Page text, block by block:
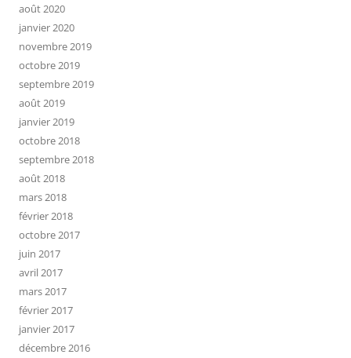
août 2020
janvier 2020
novembre 2019
octobre 2019
septembre 2019
août 2019
janvier 2019
octobre 2018
septembre 2018
août 2018
mars 2018
février 2018
octobre 2017
juin 2017
avril 2017
mars 2017
février 2017
janvier 2017
décembre 2016